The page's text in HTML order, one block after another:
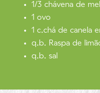
1/3 chávena de mel
1 ovo
1 c.chá de canela
q.b. Raspa de
q.b. sal